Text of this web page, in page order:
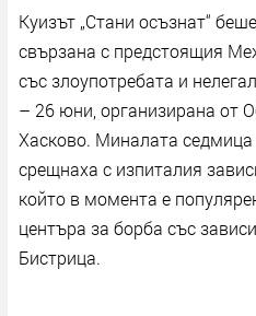
Куизът „Стани осъзнат“
свързана с предстоящия
със злоупотребата и
– 26 юни, организирана от
Хасково. Миналата
срещнаха с изпиталия
който в момента е
центъра за борба със
Бистрица.